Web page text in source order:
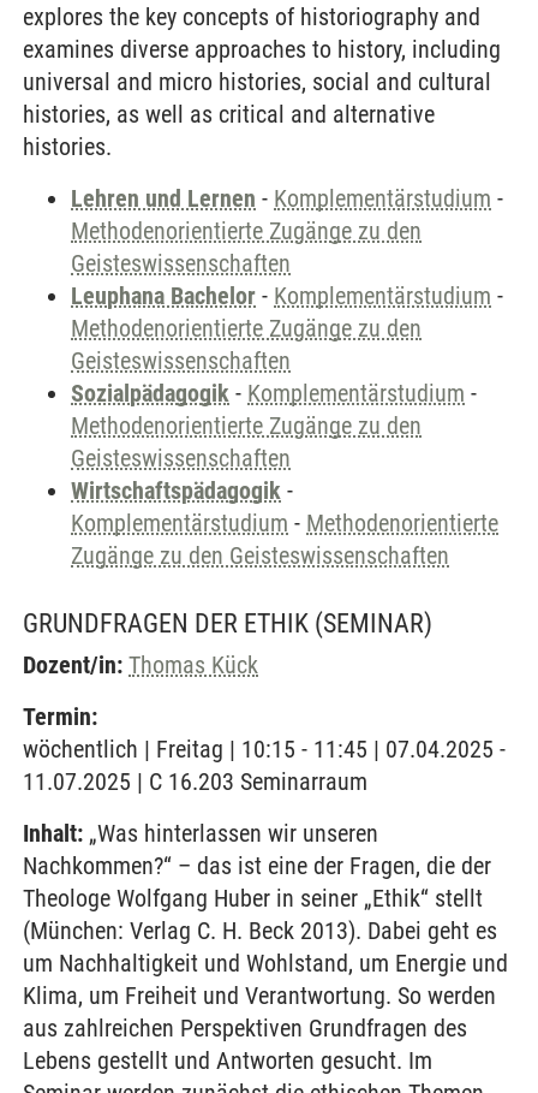
explores the key concepts of historiography and
examines diverse approaches to history, including
universal and micro histories, social and cultural
histories, as well as critical and alternative
histories.
Lehren und Lernen - Komplementärstudium -
Methodenorientierte Zugänge zu den
Geisteswissenschaften
Leuphana Bachelor - Komplementärstudium -
Methodenorientierte Zugänge zu den
Geisteswissenschaften
Sozialpädagogik - Komplementärstudium -
Methodenorientierte Zugänge zu den
Geisteswissenschaften
Wirtschaftspädagogik -
Komplementärstudium - Methodenorientierte
Zugänge zu den Geisteswissenschaften
GRUNDFRAGEN DER ETHIK (SEMINAR)
Dozent/in: Thomas Kück
Termin:
wöchentlich | Freitag | 10:15 - 11:45 | 07.04.2025 -
11.07.2025 | C 16.203 Seminarraum
Inhalt: „Was hinterlassen wir unseren
Nachkommen?“ – das ist eine der Fragen, die der
Theologe Wolfgang Huber in seiner „Ethik“ stellt
(München: Verlag C. H. Beck 2013). Dabei geht es
um Nachhaltigkeit und Wohlstand, um Energie und
Klima, um Freiheit und Verantwortung. So werden
aus zahlreichen Perspektiven Grundfragen des
Lebens gestellt und Antworten gesucht. Im